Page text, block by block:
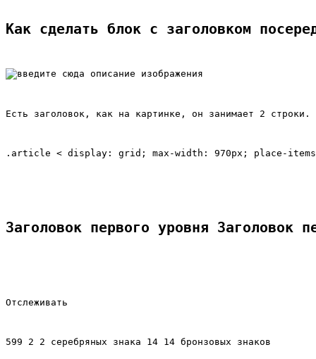
Как сделать блок с заголовком
Есть заголовок, как на картинке, он занимает 2 строки.
.article < display: grid; max-width: 970px; place-items:
Заголовок первого уровня Заголовок
Отслеживать
599 2 2 серебряных знака 14 14 бронзовых знаков